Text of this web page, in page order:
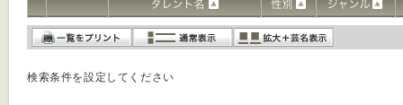
検索条件を設定してください